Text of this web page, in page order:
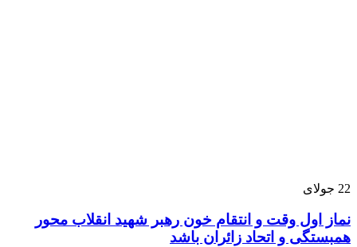
22 جولای
نماز اول وقت و انتقام خون رهبر شهید انقلاب محور
همبستگی و اتحاد زائران باشد